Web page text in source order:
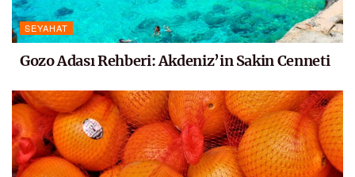
SEYAHAT
Gozo Adası Rehberi: Akdeniz’in Sakin Cenneti